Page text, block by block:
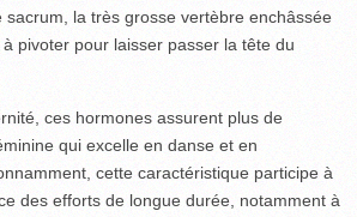
sacrum, la très grosse vertèbre enchâssée
pivoter pour laisser passer la tête du
ces hormones assurent plus de
qui excelle en danse et en
cette caractéristique participe à
des efforts de longue durée, notamment à